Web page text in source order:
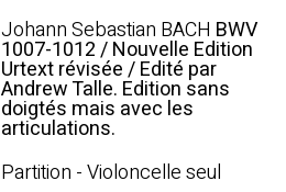
Johann Sebastian BACH BWV
1007-1012 / Nouvelle Edition
Urtext révisée / Edité par
Andrew Talle. Edition sans
doigtés mais avec les
articulations.
Partition - Violoncelle seul